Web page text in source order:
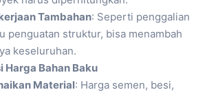
Tambahan: Seperti penggalian
penguatan struktur, bisa menambah
keseluruhan.
Harga Bahan Baku
Material: Harga semen, besi,